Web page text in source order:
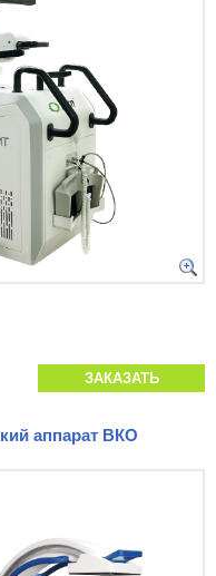
ЗАКАЗАТЬ
аппарат ВКО